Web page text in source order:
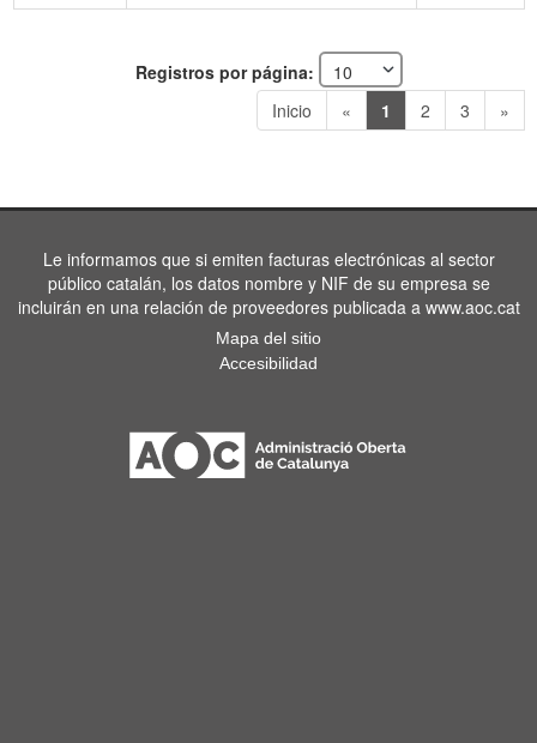
Registros por página:
Inicio
« 1 2 3 »
Le informamos que si emiten facturas electrónicas al sector
público catalán, los datos nombre y NIF de su empresa se
incluirán en una relación de proveedores publicada a www.aoc.cat
Mapa del sitio
Accesibilidad